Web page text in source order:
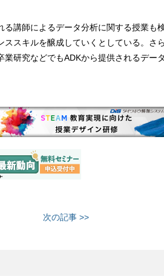
講師によるデータ分析に関する授業も
スキルを醸成していくとしている。さ
研究などでもADKから提供されるデー
次の記事 >>